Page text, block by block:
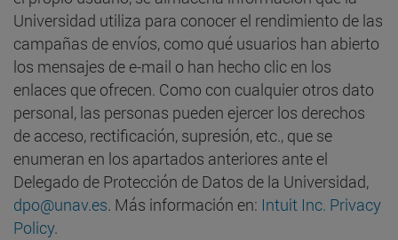
Universidad utiliza para conocer el rendimiento de las
campañas de envíos, como qué usuarios han abierto
los mensajes de e-mail o han hecho clic en los
enlaces que ofrecen. Como con cualquier otros dato
personal, las personas pueden ejercer los derechos
de acceso, rectificación, supresión, etc., que se
enumeran en los apartados anteriores ante el
Delegado de Protección de Datos de la Universidad,
dpo@unav.es. Más información en: Intuit Inc. Privacy
Policy.